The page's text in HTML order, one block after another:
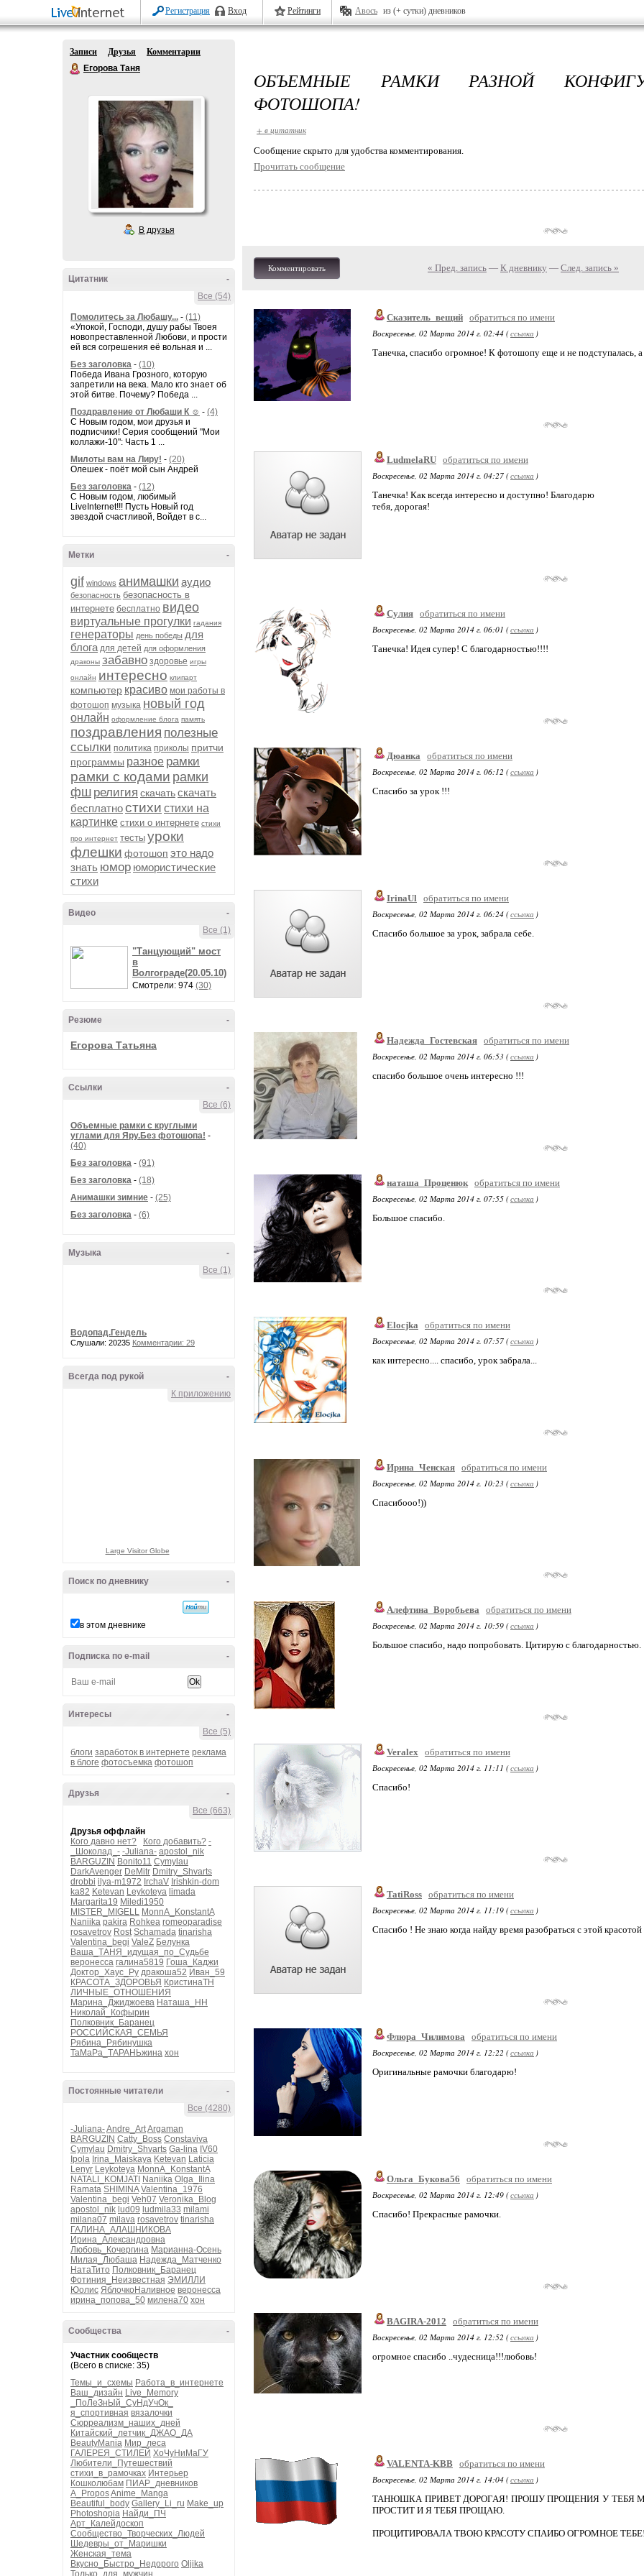
Регистрация Вход Рейтинги Авось из (+ сутки) дневников
Записи Друзья
Комментарии
Егорова Таня
В друзья
-
Цитатник
Все (54)
Помолитесь за Любашу... - (11)
«Упокой, Господи, душу рабы Твоея
новопреставленной Любови, и прости
ей вся согрешения её вольная и ...
Без заголовка - (10)
Победа Ивана Грозного, которую
запретили на века. Мало кто знает об
этой битве. Почему? Победа ...
Поздравление от Любаши К ☺ - (4)
С Новым годом, мои друзья и
подписчики! Серия сообщений "Мои
коллажи-10": Часть 1 ...
Милоты вам на Лиру! - (20)
Олешек - поёт мой сын Андрей
Без заголовка - (12)
С Новым годом, любимый
LiveInternet!!! Пусть Новый год
звездой счастливой, Войдет в с...
-
Метки
gif windows анимашки аудио
безопасность безопасность в
интернете бесплатно видео
виртуальные прогулки гадания
генераторы день победы для
блога для детей для оформления
драконы забавно здоровье игры
онлайн интересно клипарт
компьютер красиво мои работы в
фотошоп музыка новый год
онлайн оформление блога память
поздравления полезные
ссылки политика приколы притчи
программы разное рамки
рамки с кодами рамки
фш религия скачатьскачать
бесплатностихи стихи на
картинке стихи о интернете стихи
про интернет тесты уроки
флешки фотошоп это надо
знать юмор юмористические
стихи
-
Видео
Все (1)
"Танцующий" мост
в
Волгограде(20.05.10)
Смотрели: 974 (30)
-
Резюме
Егорова Татьяна
-
Ссылки
Все (6)
Объемные рамки с круглыми
углами для Яру.Без фотошопа! -
(40)
Без заголовка - (91)
Без заголовка - (18)
Анимашки зимние - (25)
Без заголовка - (6)
-
Музыка
Все (1)
Водопад.Гендель
Слушали: 20235 Комментарии: 29
-
Всегда под рукой
К приложению
Large Visitor Globe
-
Поиск по дневнику
в этом дневнике
-
Подписка по e-mail
-
Интересы
Все (5)
блоги заработок в интернете реклама
в блоге фотосъемка фотошоп
-
Друзья
Все (663)
Друзья оффлайн
Кого давно нет?
Кого добавить? -
_Шоколад_- -Juliana- apostol_nik
BARGUZIN Bonito11 Cymylau
DarkAvenger DeMitr Dmitry_Shvarts
drobbi ilya-m1972 IrchaV Irishkin-dom
ka82 Ketevan Leykoteya limada
Margarita19 Miledi1950
MISTER_MIGELL MonnA_KonstantA
Naniika pakira Rohkea romeoparadise
rosavetrov Rost Schamada tinarisha
Valentina_begi ValeZ Белунка
Ваша_ТАНЯ_идущая_по_Судьбе
веронесса галина5819 Гоша_Каджи
Доктор_Хаус_Ру дракоша52 Иван_59
КРАСОТА_ЗДОРОВЬЯ КристинаТН
ЛИЧНЫЕ_ОТНОШЕНИЯ
Марина_Джиджоева Наташа_НН
Николай_Кофырин
Полковник_Баранец
РОССИЙСКАЯ_СЕМЬЯ
Рябина_Рябинушка
ТаМаРа_ТАРАНЬжина хон
-
Постоянные читатели
Все (4280)
-Juliana-Andre_ArtArgaman
BARGUZIN Catty_Boss Constaviva
Cymylau Dmitry_Shvarts Ga-lina IV60
Ipola Irina_Maiskaya Ketevan Laticia
Lenyr Leykoteya MonnA_KonstantA
NATALI_KOMJATI Naniika Olga_Ilina
Ramata SHIMINA Valentina_1976
Valentina_begi Veh07 Veronika_Blog
apostol_nik lud09 ludmila33 milami
milana07 milava rosavetrov tinarisha
ГАЛИНА_АЛАШНИКОВА
Ирина_Александровна
Любовь_Кочергина Марианна-Осень
Милая_Любаша Надежда_Матченко
НатаТито Полковник_Баранец
Фотиния_Неизвестная ЭМИЛЛИ
Юолис ЯблочкоНаливное веронесса
ирина_попова_50 милена70 хон
-
Сообщества
Участник сообществ
(Всего в списке: 35)
Темы_и_схемы Работа_в_интернете
Ваш_дизайн Live_Memory
_ПоЛеЗнЫй_СуНдУчОк_
я_спортивная вязалочки
Сюрреализм_наших_дней
Китайский_летчик_ДЖАО_ДА
BeautyMania Мир_леса
ГАЛЕРЕЯ_СТИЛЕЙ ХоЧуНиМаГУ
Любители_Путешествий
стихи_в_рамочках Интерьер
Кошколюбам ПИАР_дневников
A_ProposAnime_Manga
Beautiful_body Gallery_Li_ru Make_up
Photoshopia Найди_ПЧ
Арт_Калейдоскоп
Сообщество_Творческих_Людей
Шедевры_от_Маришки
Женская_тема
Вкусно_Быстро_Недорого Oljika
Только_для_мужчин
ОБЪЕМНЫЕ РАМКИ РАЗНОЙ
ФОТОШОПА!
+ в цитатник
Cообщение скрыто для удобства комментирования.
Прочитать сообщение
Комментировать « Пред. запись — К дневнику — След. запись »
Сказитель_вещий обратиться по имени
Воскресенье, 02 Марта 2014 г. 02:44 (ссылка )
Танечка, спасибо огромное! К фотошопу еще и не подступалась,
LudmelaRU обратиться по имени
Воскресенье, 02 Марта 2014 г. 04:27 (ссылка )
Танечка! Как всегда интересно и доступно! Благодарю
тебя, дорогая!
Сулия обратиться по имени
Воскресенье, 02 Марта 2014 г. 06:01 (ссылка )
Танечка! Идея супер! С благодарностью!!!!
Дюанка
обратиться по имени
Воскресенье, 02 Марта 2014 г. 06:12 (ссылка )
Спасибо за урок !!!
IrinaUl обратиться по имени
Воскресенье, 02 Марта 2014 г. 06:24 (ссылка )
Спасибо большое за урок, забрала себе.
Надежда_Гостевская обратиться по имени
Воскресенье, 02 Марта 2014 г. 06:53 (ссылка )
спасибо большое очень интересно !!!
наташа_Проценюк обратиться по имени
Воскресенье, 02 Марта 2014 г. 07:55 (ссылка )
Большое спасибо.
Elocjka
обратиться по имени
Воскресенье, 02 Марта 2014 г. 07:57 (ссылка )
как интересно.... спасибо, урок забрала...
Ирина_Ченская обратиться по имени
Воскресенье, 02 Марта 2014 г. 10:23 (ссылка )
Спасибооо!))
Алефтина_Воробьева
обратиться по имени
Воскресенье, 02 Марта 2014 г. 10:59 (ссылка )
Большое спасибо, надо попробовать. Цитирую с благодарностью.
Veralex обратиться по имени
Воскресенье, 02 Марта 2014 г. 11:11 (ссылка )
Спасибо!
TatiRoss обратиться по имени
Воскресенье, 02 Марта 2014 г. 11:19 (ссылка )
Спасибо ! Не знаю когда найду время разобраться с этой
Флюра_Чилимова
обратиться по имени
Воскресенье, 02 Марта 2014 г. 12:22 (ссылка )
Оригинальные рамочки благодарю!
Ольга_Букова56
обратиться по имени
Воскресенье, 02 Марта 2014 г. 12:49 (ссылка )
Спасибо! Прекрасные рамочки.
BAGIRA-2012
обратиться по имени
Воскресенье, 02 Марта 2014 г. 12:52 (ссылка )
огромное спасибо ..чудесница!!!любовь!
VALENTA-KBB обратиться по имени
Воскресенье, 02 Марта 2014 г. 14:04 (ссылка )
ТАНЮШКА ПРИВЕТ ДОРОГАЯ! ПРОШУ ПРОЩЕНИЯ У ТЕБЯ
ПРОСТИТ И Я ТЕБЯ ПРОЩАЮ.
ПРОЦИТИРОВАЛА ТВОЮ КРАСОТУ СПАИБО ОГРОМНОЕ